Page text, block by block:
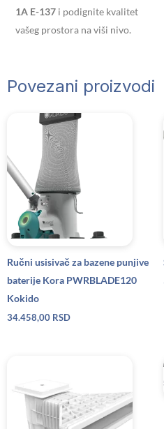
1A E-137 i podignite kvalitet
vašeg prostora na viši nivo.
Povezani proizvodi
Ručni usisivač za bazene punjive
baterije Kora PWRBLADE120
Kokido
34.458,00 RSD